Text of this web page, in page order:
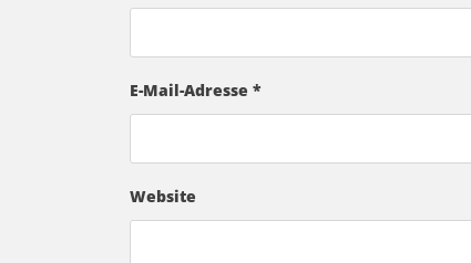
E-Mail-Adresse *
Website